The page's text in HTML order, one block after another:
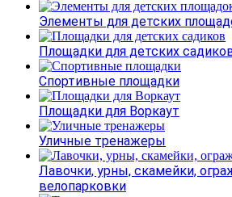
Элементы для детских
Площадки для детских
Спортивные площадки
Площадки для Воркаут
Уличные тренажеры
Лавочки, урны, скамейки,
велопарковки